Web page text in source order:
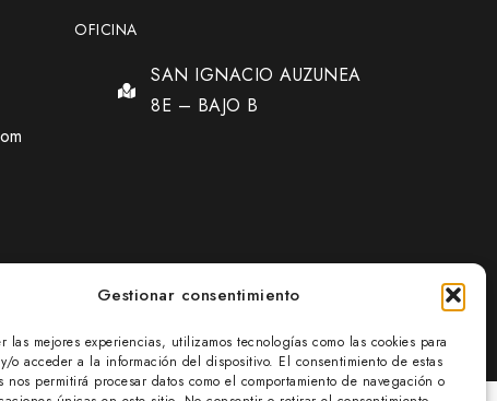
Gestionar consentimiento
las mejores experiencias, utilizamos tecnologías como las cookies para
o acceder a la información del dispositivo. El consentimiento de estas
nos permitirá procesar datos como el comportamiento de navegación o
OFICINA
SAN IGNACIO AUZUNEA
8E – BAJO B